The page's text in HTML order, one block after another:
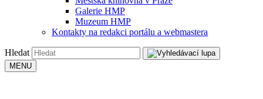
Galerie HMP
Muzeum HMP
Kontakty na redakci portálu a webmastera
Hledat
MENU